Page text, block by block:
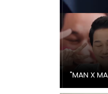
"MAN X